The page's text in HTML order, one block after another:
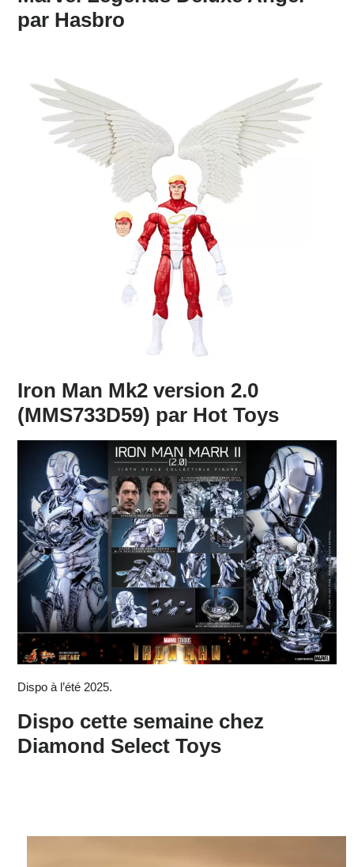
par Hasbro
Iron Man Mk2 version 2.0
(MMS733D59) par Hot Toys
Dispo à l’été 2025.
Dispo cette semaine chez
Diamond Select Toys